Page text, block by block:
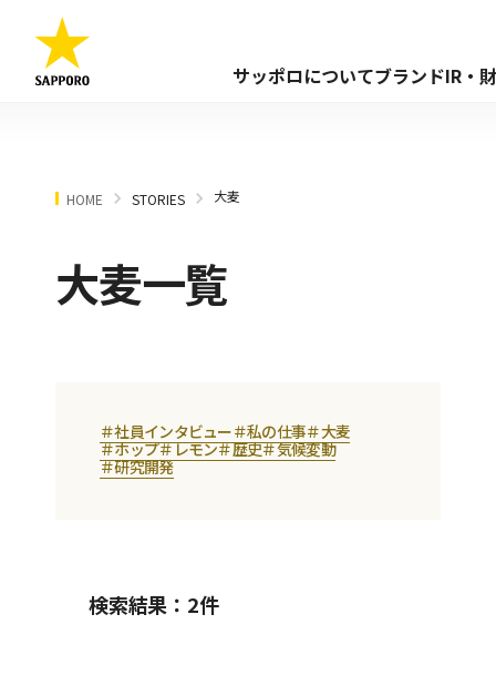
サッポロについてブランドIR・
HOME STORIES 大麦
大麦一覧
＃社員インタビュー＃私の仕事＃大麦
＃ホップ＃レモン＃歴史＃気候変動
＃研究開発
検索結果： 2件